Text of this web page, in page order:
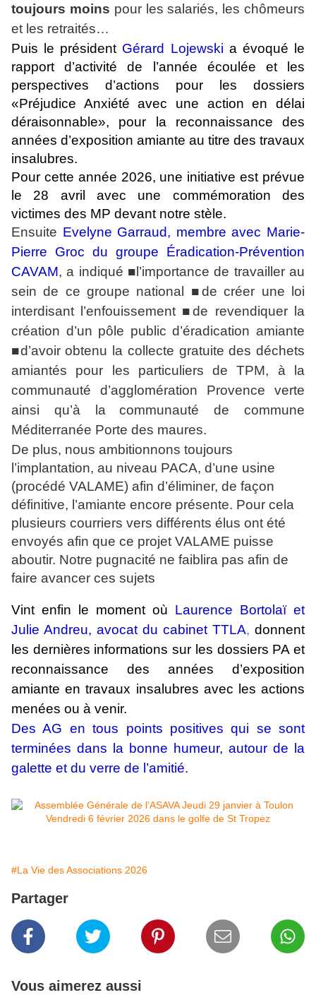
toujours moins pour les salariés, les chômeurs
et les retraités…
Puis le président Gérard Lojewski a évoqué le
rapport d’activité de l’année écoulée et les
perspectives d’actions pour les dossiers
«Préjudice Anxiété avec une action en délai
déraisonnable», pour
la reconnaissance des
années d’exposition amiante au titre des travaux
insalubres.
Pour cette année 2026, une initiative est prévue
le 28 avril avec une commémoration des
victimes des MP devant notre stèle.
Ensuite Evelyne Garraud, membre avec Marie-
Pierre Groc du groupe Éradication-Prévention
CAVAM, a indiqué ■l’importance de travailler au
sein de ce groupe national ■de créer une loi
interdisant l’enfouissement ■de revendiquer la
création d’un pôle public d’éradication amiante
■d’avoir obtenu la collecte gratuite des déchets
amiantés pour les particuliers de TPM, à
la
communauté d’agglomération Provence verte
ainsi qu’à la
communauté de commune
Méditerranée Porte des maures.
De plus, nous ambitionnons toujours
l’implantation, au niveau PACA, d’une usine
(procédé VALAME) afin d’éliminer, de façon
définitive, l’amiante encore présente. Pour cela
plusieurs courriers vers différents élus ont été
envoyés afin que ce projet VALAME puisse
aboutir. Notre pugnacité ne faiblira pas afin de
faire avancer ces sujets
Vint enfin le moment où Laurence Bortolaï et
Julie Andreu, avocat du cabinet TTLA, donnent
les dernières informations sur les dossiers PA et
reconnaissance des années d’exposition
amiante en travaux insalubres avec les actions
menées ou à venir.
Des AG en tous points positives qui se sont
terminées dans la bonne humeur, autour de la
galette et du verre de l’amitié.
#La Vie des Associations 2026
Partager
Vous aimerez aussi